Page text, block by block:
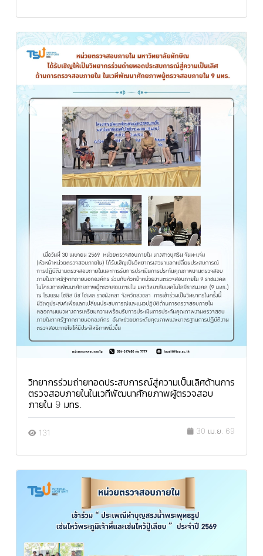
วิทยากรร่วมถ่ายทอดประสบการณ์สู่ความเป็นเลิศด้านการ
ตรวจสอบภายในในเวทีพัฒนาศักยภาพผู้ตรวจสอบ
ภายใน 9 มทร.
131 30 เม.ย. 69